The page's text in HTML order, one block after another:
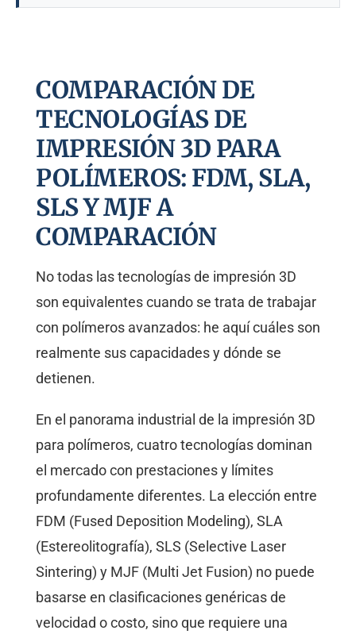
COMPARACIÓN DE
TECNOLOGÍAS DE
IMPRESIÓN 3D PARA
POLÍMEROS: FDM, SLA,
SLS Y MJF A
COMPARACIÓN
No todas las tecnologías de impresión 3D
son equivalentes cuando se trata de trabajar
con polímeros avanzados: he aquí cuáles son
realmente sus capacidades y dónde se
detienen.
En el panorama industrial de la impresión 3D
para polímeros, cuatro tecnologías dominan
el mercado con prestaciones y límites
profundamente diferentes. La elección entre
FDM (Fused Deposition Modeling), SLA
(Estereolitografía), SLS (Selective Laser
Sintering) y MJF (Multi Jet Fusion) no puede
basarse en clasificaciones genéricas de
velocidad o costo, sino que requiere una